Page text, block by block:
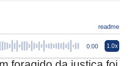
readme
0:00 1.0x